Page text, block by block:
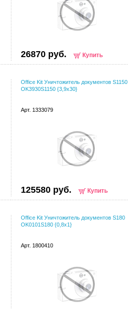
26870 руб. Купить
Office Kit Уничтожитель документов S1150
OK3930S1150 {3,9х30}
Арт. 1333079
125580 руб. Купить
Office Kit Уничтожитель документов S180
OK0101S180 {0,8х1}
Арт. 1800410